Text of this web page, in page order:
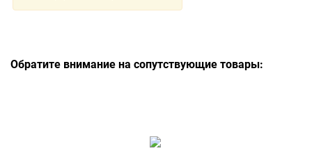
Обратите внимание на сопутствующие товары: